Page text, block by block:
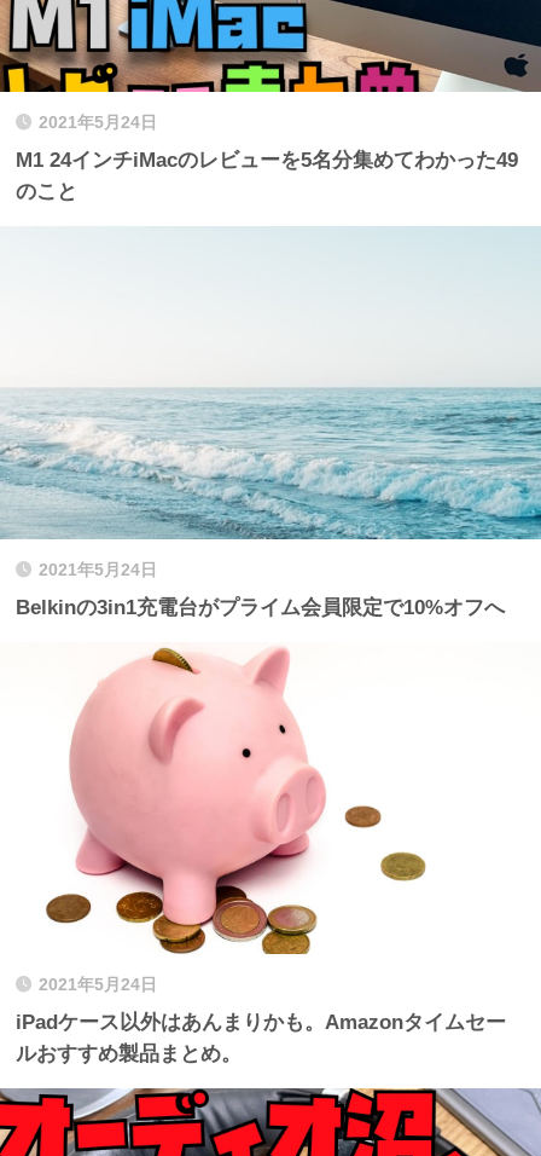
2021年5月24日
M1 24インチiMacのレビューを5名分集めてわかった49
のこと
2021年5月24日
Belkinの3in1充電台がプライム会員限定で10%オフへ
2021年5月24日
iPadケース以外はあんまりかも。Amazonタイムセー
ルおすすめ製品まとめ。